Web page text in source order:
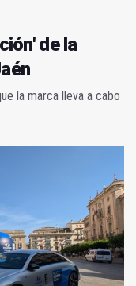
de la
la marca lleva a cabo